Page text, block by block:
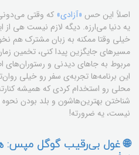
اصلاً این حس «آزادی» که وقتی
یه دنیا می‌ارزه. دیگه لازم نیست هی
خیلی وقتا ممکنه به زبان مشترک هم
مسیرهای جایگزین پیدا کنی، تخمین
مربوط به جاهای دیدنی و رستوران‌های
این برنامه‌ها تجربه‌ی سفر رو خیلی
محلی رو استخدام کردی که همیشه
شناختن بهترین‌هاشون و بلد بودن نحوه
نیست، یه ضرورته!
🌐 غول بی‌رقیب گوگل مپس: